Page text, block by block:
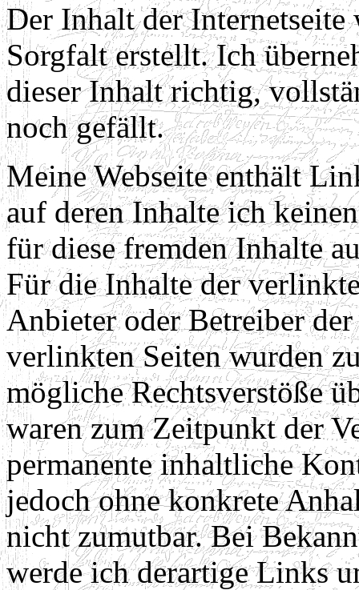
Der Inhalt der
Sorgfalt erstellt. Ich
dieser Inhalt richtig,
noch gefällt.
Meine Webseite enthält
auf deren Inhalte ich
für diese fremden Inhalte
Für die Inhalte der
Anbieter oder Betreiber
verlinkten Seiten wurden
mögliche Rechtsverstöße
waren zum Zeitpunkt der
permanente inhaltliche
jedoch ohne konkrete
nicht zumutbar. Bei
werde ich derartige Links